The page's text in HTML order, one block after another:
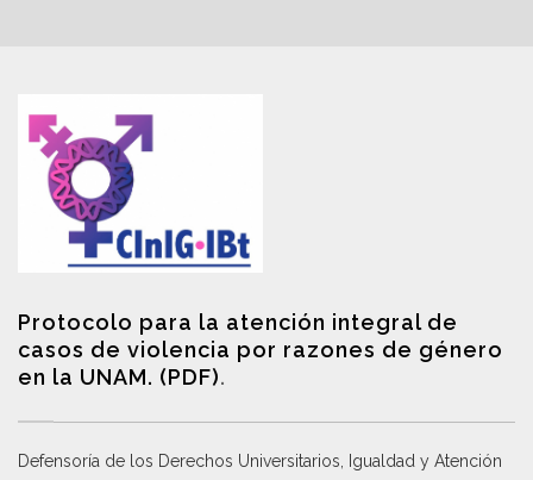
Protocolo para la atención integral de
casos de violencia por razones de género
en la UNAM. (PDF).
Defensoría de los Derechos Universitarios, Igualdad y Atención